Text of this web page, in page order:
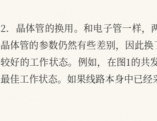
2．晶体管的换用。和电子管一样，
晶体管的参数仍然有些差别，因此
较好的工作状态。例如，在图1的共
最佳工作状态。如果线路本身中已经